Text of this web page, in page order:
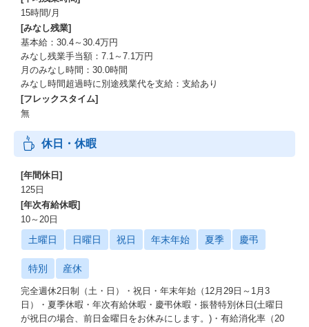
15時間/月
[みなし残業]
基本給：30.4～30.4万円
みなし残業手当額：7.1～7.1万円
月のみなし時間：30.0時間
みなし時間超過時に別途残業代を支給：支給あり
[フレックスタイム]
無
休日・休暇
[年間休日]
125日
[年次有給休暇]
10～20日
土曜日 日曜日 祝日 年末年始 夏季 慶弔
特別 産休
完全週休2日制（土・日）・祝日・年末年始（12月29日～1月3
日）・夏季休暇・年次有給休暇・慶弔休暇・振替特別休日(土曜日
が祝日の場合、前日金曜日をお休みにします。)・有給消化率（20